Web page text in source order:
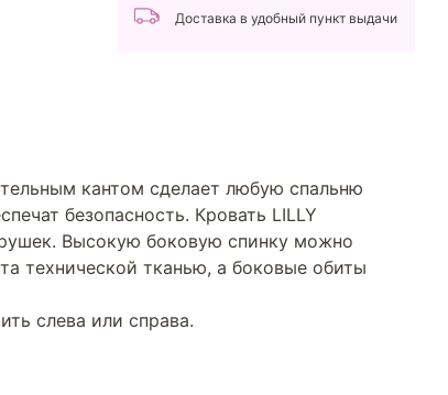
Доставка в удобный пункт выдачи
кантом сделает любую спальню
безопасность. Кровать LILLY
Высокую боковую спинку можно
технической тканью, а боковые обиты
слева или справа.